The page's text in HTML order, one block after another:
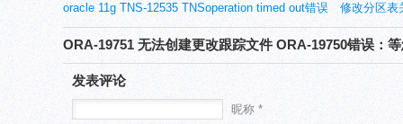
oracle 11g TNS-12535 TNSoperation timed out错误
(2)
修改分区表
ORA-19751 无法创建更改跟踪文件 ORA-19750错误：
发表评论
昵称 *